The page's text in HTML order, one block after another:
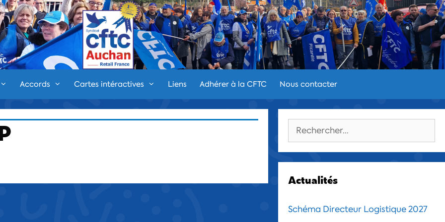
Accords Cartes intéractives Liens Adhérer à la CFTC Nous contacter
Rechercher :
Actualités
Schéma Directeur Logistique 2027